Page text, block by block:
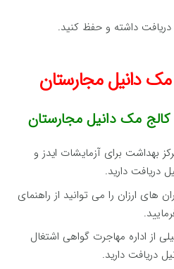
داشته و حفظ کنید.
دانیل مجارستان‌
مک دانیل مجارستان
بهداشت برای آزمایشات ایدز و
دریافت دارید.
ارزان را می توانید از راهنمای
از اداره مهاجرت گواهی اشتغال
دریافت دارید.